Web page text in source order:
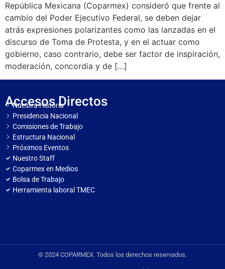
República Mexicana (Coparmex) consideró que frente al
cambio del Poder Ejecutivo Federal, se deben dejar
atrás expresiones polarizantes como las lanzadas en el
discurso de Toma de Protesta, y en el actuar como
gobierno, caso contrario, debe ser factor de inspiración,
moderación, concordia y de […]
Accesos Directos
Nuestra Historia
Presidencia Nacional
Comisiones de Trabajo
Estructura Nacional
Próximos Eventos
Nuestro Staff
Coparmex en Medios
Bolsa de Trabajo
Herramienta laboral TMEC
© 2024 COPARMEX. Todos los derechos reservados.